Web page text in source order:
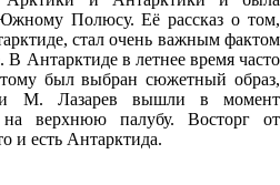
Полюсу. Её рассказ о том,
стал очень важным фактом
В Антарктиде в летнее время часто
был выбран сюжетный образ,
и М. Лазарев вышли в момент
на верхнюю палубу. Восторг от
и есть Антарктида.